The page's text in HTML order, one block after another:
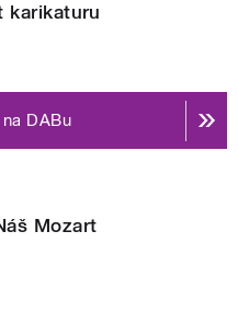
karikaturu
DABu
Mozart